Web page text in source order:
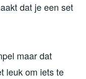
dat je een set
maar dat
leuk om iets te